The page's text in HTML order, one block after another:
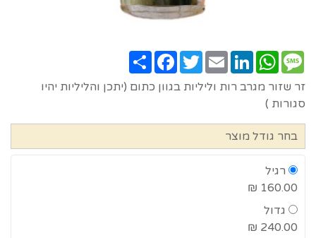
Share
FacebookTwitterEmail
LinkedIn
WhatsAppMessage
זר שזור מגרב רות וליליות בגוון כתום (יתכן והליליות יהיו
סגורות )
בחר גודל מוצר
רגיל
160.00 ₪
גדול
240.00 ₪